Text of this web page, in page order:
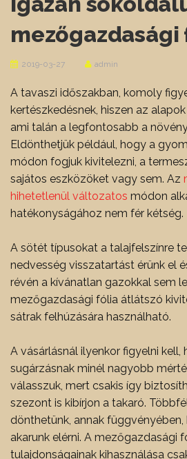
mezőgazdasági
2019-03-27 admin
A tavaszi időszakban, komoly
kertészkedésnek, hiszen az
ami talán a legfontosabb a
Eldönthetjük például, hogy a
módon fogjuk kivitelezni, a
sajátos eszközöket vagy sem. Az
hihetetlenül változatos módon
hatékonyságához nem fér kétség.
A sötét típusokat a talajfelszínre
nedvesség visszatartást érünk el
révén a kívánatlan gazokkal sem
mezőgazdasági fólia átlátszó
sátrak felhúzására használható.
A vásárlásnál ilyenkor figyelni kell,
sugárzásnak minél nagyobb
válasszuk, mert csakis így
szezont is kibírjon a takaró.
dönthetünk, annak
akarunk elérni. A mezőgazdasági
tulajdonságainak kihasználása